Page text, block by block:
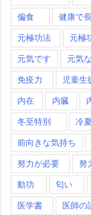
偏食 健康で
元極功法 元極
元気です 元気
免疫力 児童生
内在 内臓
冬至特別 冷夏
前向きな気持ち
努力が必要 努
動功 匂い
医学書 医師の